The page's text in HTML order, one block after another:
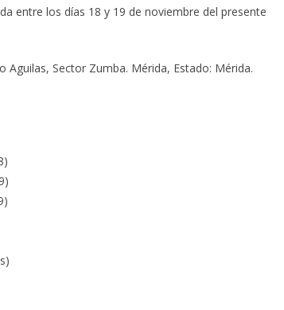
entre los días 18 y 19 de noviembre del presente
Sector Zumba. Mérida, Estado: Mérida.